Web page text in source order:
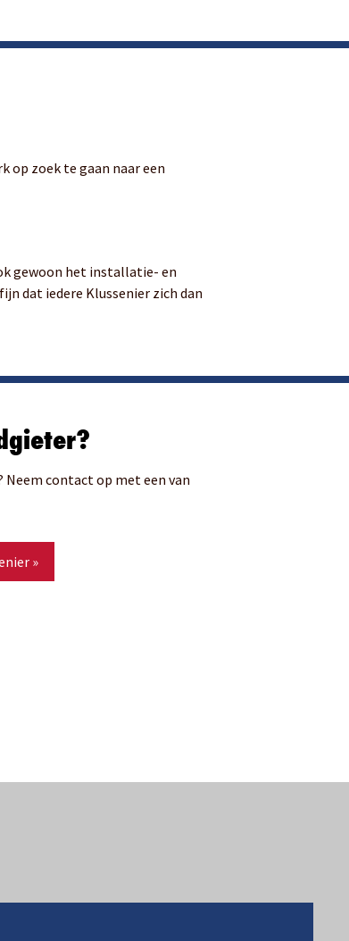
op zoek te gaan naar een
gewoon het installatie- en
dat iedere Klussenier zich dan
Neem contact op met een van
»